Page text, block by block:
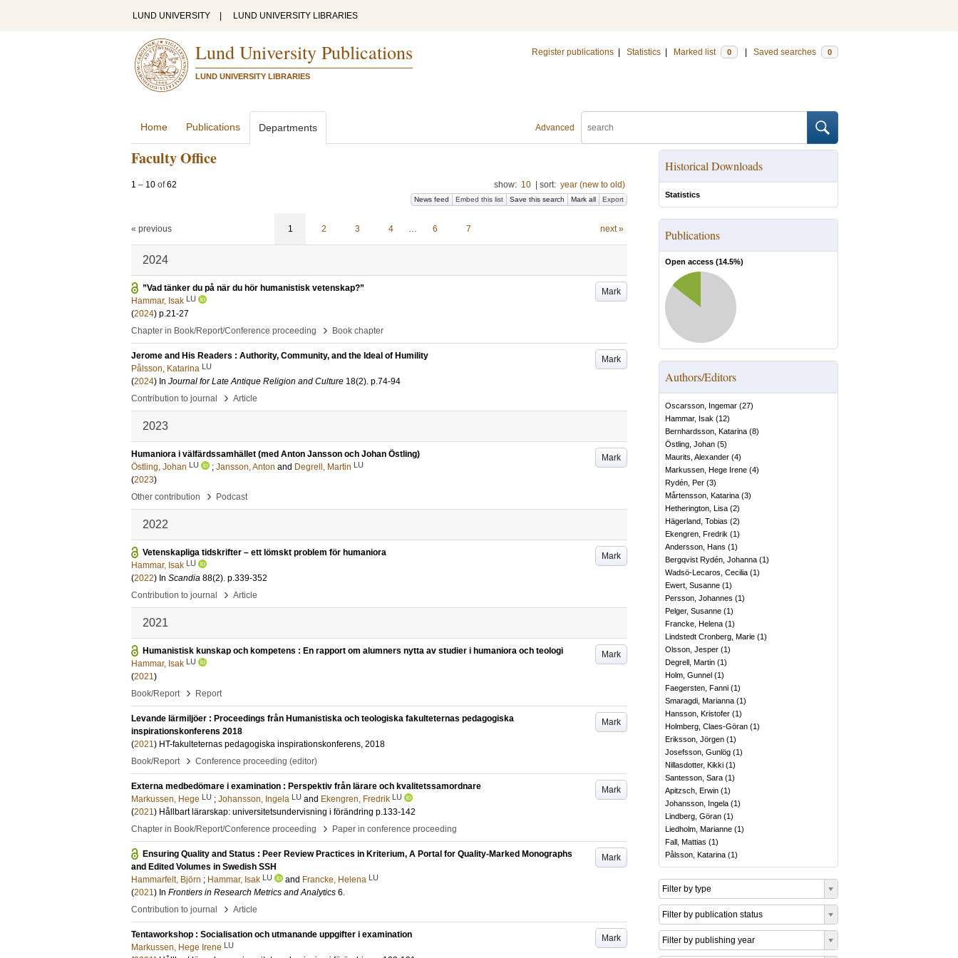
LUND UNIVERSITY LUND UNIVERSITY LIBRARIES
Lund University Publications
LUND UNIVERSITY LIBRARIES
Register publications Statistics Marked list 0 Saved searches 0
Advanced
Home Publications Departments
Faculty Office
1 – 10 of62 show: 10 sort: year (new to old)
News feed Embed this list Save this search Mark all Export
« previous 1 2 3 4 … 6 7 next »
2024
Mark
”Vad tänker du på när du hör humanistisk vetenskap?”
Hammar, Isak LU
(2024) p.21-27
Chapter in Book/Report/Conference proceeding
› Book chapter
Mark
Jerome and His Readers : Authority, Community, and the Ideal of Humility
Pålsson, Katarina LU
(2024) In Journal for Late Antique Religion and Culture 18(2). p.74-94
Contribution to journal
› Article
2023
Mark
Humaniora i välfärdssamhället (med Anton Jansson och Johan Östling)
Östling, Johan LU ; Jansson, Anton and Degrell, Martin LU
(2023)
Other contribution
› Podcast
2022
Mark
Vetenskapliga tidskrifter – ett lömskt problem för humaniora
Hammar, Isak LU
(2022) In Scandia 88(2). p.339-352
Contribution to journal
› Article
2021
Mark
Humanistisk kunskap och kompetens : En rapport om alumners nytta av studier i humaniora och teologi
Hammar, Isak LU
(2021)
Book/Report
› Report
Mark
Levande lärmiljöer : Proceedings från Humanistiska och teologiska fakulteternas pedagogiska
inspirationskonferens 2018
(2021) HT-fakulteternas pedagogiska inspirationskonferens, 2018
Book/Report
› Conference proceeding (editor)
Mark
Externa medbedömare i examination : Perspektiv från lärare och kvalitetssamordnare
Markussen, Hege LU ; Johansson, Ingela LU and Ekengren, Fredrik LU
(2021) Hållbart lärarskap: universitetsundervisning i förändring p.133-142
Chapter in Book/Report/Conference proceeding
› Paper in conference proceeding
Mark
Ensuring Quality and Status : Peer Review Practices in Kriterium, A Portal for Quality-Marked Monographs
and Edited Volumes in Swedish SSH
Hammarfelt, Björn ; Hammar, Isak LU and Francke, Helena LU
(2021) In Frontiers in Research Metrics and Analytics 6.
Contribution to journal
› Article
Mark
Tentaworkshop : Socialisation och utmanande uppgifter i examination
Markussen, Hege Irene LU
Historical Downloads
Statistics
Publications
Open access (14.5%)
Authors/Editors
Oscarsson, Ingemar (27)
Hammar, Isak (12)
Bernhardsson, Katarina (8)
Östling, Johan (5)
Maurits, Alexander (4)
Markussen, Hege Irene (4)
Rydén, Per (3)
Mårtensson, Katarina (3)
Hetherington, Lisa (2)
Hägerland, Tobias (2)
Ekengren, Fredrik (1)
Andersson, Hans (1)
Bergqvist Rydén, Johanna (1)
Wadsö-Lecaros, Cecilia (1)
Ewert, Susanne (1)
Persson, Johannes (1)
Pelger, Susanne (1)
Francke, Helena (1)
Lindstedt Cronberg, Marie (1)
Olsson, Jesper (1)
Degrell, Martin (1)
Holm, Gunnel (1)
Faegersten, Fanni (1)
Smaragdi, Marianna (1)
Hansson, Kristofer (1)
Holmberg, Claes-Göran (1)
Eriksson, Jörgen (1)
Josefsson, Gunlög (1)
Nillasdotter, Kikki (1)
Santesson, Sara (1)
Apitzsch, Erwin (1)
Johansson, Ingela (1)
Lindberg, Göran (1)
Liedholm, Marianne (1)
Fall, Mattias (1)
Pålsson, Katarina (1)
Filter by type
Filter by publication status
Filter by publishing year